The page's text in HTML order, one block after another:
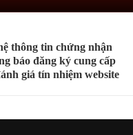
thông tin chứng nhận
báo đăng ký cung cấp
giá tín nhiệm website